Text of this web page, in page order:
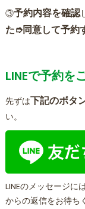
③予約内容を確認
た➮同意して予約
LINEで予約を
先ずは下記のボタ
い。
LINEのメッセージに
からの返信をお待ち